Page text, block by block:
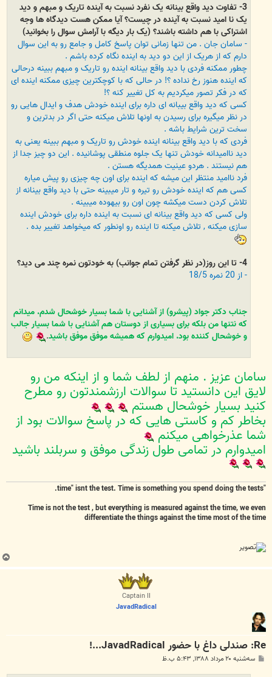
3- تفاوت دید واقع بینانه یک نفرد نسبت به آینده تاریک و مبهم و دید
یک نا امید نسبت به آینده در چیست؟ آیا ممکن هست دیدگاه ها وجه
اشتراکی با هم داشته باشند؟ (یک بار دیگه با آرامش سوال را بخوانید)
- سامان جان . من تنها زمانی توان پاسخ کامل و جامع رو به این سوال
دارم که از هریک از این دو دید به اینده نگاه کرده باشم .
چطور ممکنه فردی با دید واقع بینانه اینده رو تاریک و مبهم ببینه درحالی
که اینده هنوز رخ نداده ؟! در حالی که با کوچکترین چیزی ممکنه اینده ای
که در فکر تصور میکردیم به کل تغییر کنه ؟!
کسی که دید واقع بیبانه ای داره برای اینده خودش هدف و ایدال هایی رو
در نظر میگیره برای رسیدن به اونها تلاش میکنه حتی اگر در بدترین و
سخت ترین شرایط باشه .
فردی که با دید واقع بینانه اینده خودش رو تاریک و مبهم ببینه یعنی به
دید ناامیدانه خودش تنها یک جلوه منطقی پوشانیده . این دو چیز جدا از
هم نیستند . هردو عینیت همدیگه هستن .
فرد ناامید منتظر این میشه که اینده برای اون چه چیزی رو پیش میاره
کسی هم که اینده خودش رو تیره و تار میبینه حتی با دید واقع بینانه از
تلاش کردن دست میکشه چون اون رو بیهوده میبینه .
ولی کسی که دید واقع بینانه ای نسبت به اینده داره برای خودش اینده
سازی میکنه , تلاش میکنه تا اینده رو اونطور که میخواهد تغییر بده .
4- تا این روز(در نظر گرفتن تمام جوانب) به خودتون نمره چند می دید؟
- از 20 نمره 18/5
جناب دکتر جواد (پیشرو) از آشنایی با شما بسیار خوشحال شدم. میدانم
که نتنها من بلکه برای بسیاری از دوستان هم آشنایی با شما بسیار جالب
و خوشحال کننده بود. امیدوارم که همیشه موفق موفق باشید.
سامان عزیز . منهم از لطف شما و از اینکه من رو
لایق این دانستید تا سوالات ارزشمندتون رو مطرح
کنید بسیار خوشحال هستم
بخاطر کم و کاستی هایی که در پاسخ سوالات بود از
شما عذرخواهی میکنم
امیدوارم در تمامی طول زندگی موفق و سربلند باشید
Time is not the test , but everything is measured against the time, we even
differentiate the things against the time most of the time
ب
ا
Captain II
JavadRadical
Re: صندلی داغ با حضور JavadRadical...!
پ سه‌شنبه ۲۰ مرداد ۱۳۸۸, ۵:۴۳ ب.ظ